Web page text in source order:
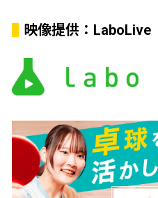
映像提供：LaboLive